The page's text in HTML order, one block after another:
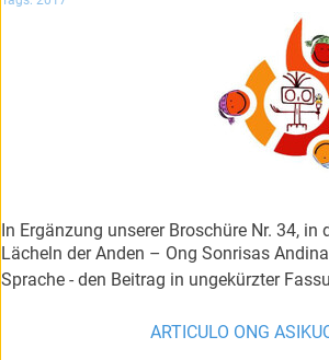
In Ergänzung unserer Broschüre Nr. 34,
Lächeln der Anden – Ong Sonrisas
Sprache - den Beitrag in ungekürzter
ARTICULO ONG